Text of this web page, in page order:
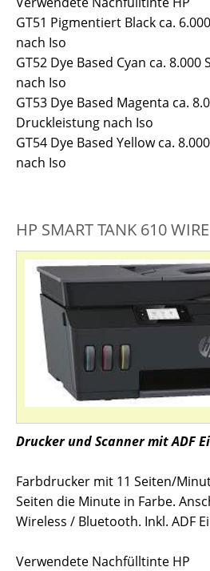
GT51 Pigmentiert Black ca.
nach Iso
GT52 Dye Based Cyan ca.
nach Iso
GT53 Dye Based Magenta ca.
Druckleistung nach Iso
GT54 Dye Based Yellow ca.
nach Iso
HP SMART TANK 610
Drucker und Scanner mit ADF
Farbdrucker mit 11 Seiten/
Seiten die Minute in Farbe.
Wireless / Bluetooth. Inkl. ADF
Verwendete Nachfülltinte HP